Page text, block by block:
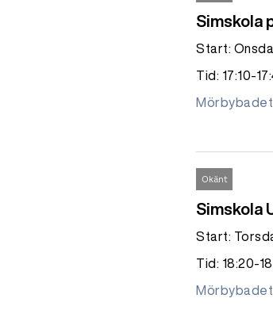
Simskola
Start:
Tid: 17:10-
Mörbybadet
Okänt
Simskola
Start:
Tid: 18:20-
Mörbybadet